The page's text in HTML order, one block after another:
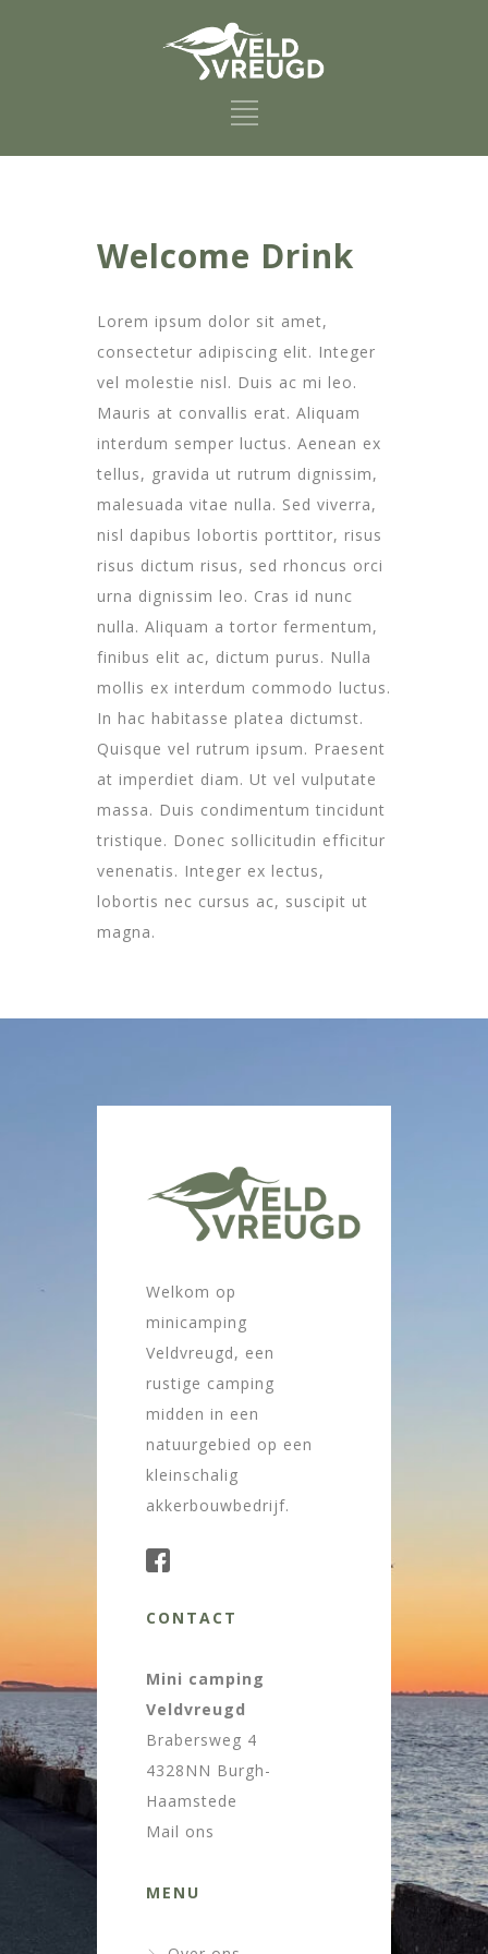
Welcome Drink
Lorem ipsum dolor sit amet,
consectetur adipiscing elit. Integer
vel molestie nisl. Duis ac mi leo.
Mauris at convallis erat. Aliquam
interdum semper luctus. Aenean ex
tellus, gravida ut rutrum dignissim,
malesuada vitae nulla. Sed viverra,
nisl dapibus lobortis porttitor, risus
risus dictum risus, sed rhoncus orci
urna dignissim leo. Cras id nunc
nulla. Aliquam a tortor fermentum,
finibus elit ac, dictum purus. Nulla
mollis ex interdum commodo luctus.
In hac habitasse platea dictumst.
Quisque vel rutrum ipsum. Praesent
at imperdiet diam. Ut vel vulputate
massa. Duis condimentum tincidunt
tristique. Donec sollicitudin efficitur
venenatis. Integer ex lectus,
lobortis nec cursus ac, suscipit ut
magna.
Welkom op
minicamping
Veldvreugd, een
rustige camping
midden in een
natuurgebied op een
kleinschalig
akkerbouwbedrijf.
CONTACT
Mini camping
Veldvreugd
Brabersweg 4
4328NN Burgh-
Haamstede
Mail ons
MENU